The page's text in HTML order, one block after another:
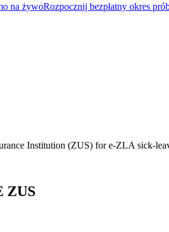
na żywoRozpocznij bezpłatny okres
Institution (ZUS) for e-ZLA sick-
ZUS